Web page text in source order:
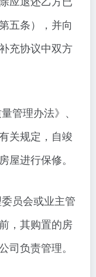
五条），并向
充协议中双方
管理办法》、
关规定，自竣
屋进行保修。
员会或业主管
，其购置的房
司负责管理。